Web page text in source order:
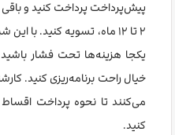
پیش‌پرداخت پرداخت کنید و
۲ تا ۱۲ ماه، تسویه کنید. با
یکجا هزینه‌ها تحت فشار باشید
خیال راحت برنامه‌ریزی کنید.
می‌کنند تا نحوه پرداخت
کنید.